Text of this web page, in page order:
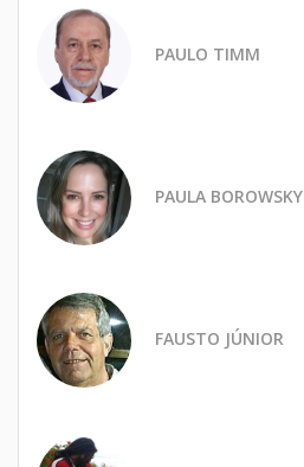
PAULO TIMM
PAULA BOROWSKY
FAUSTO JÚNIOR